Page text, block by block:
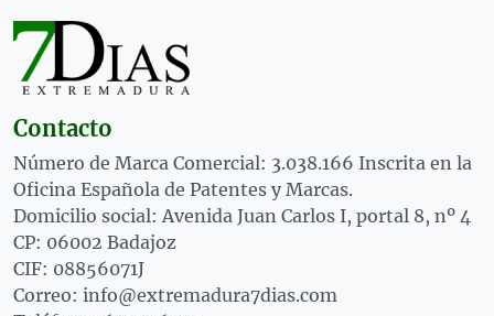
Contacto
Número de Marca Comercial: 3.038.166 Inscrita en la
Oficina Española de Patentes y Marcas.
Domicilio social: Avenida Juan Carlos I, portal 8, nº 4
CP: 06002 Badajoz
CIF: 08856071J
Correo: info@extremadura7dias.com